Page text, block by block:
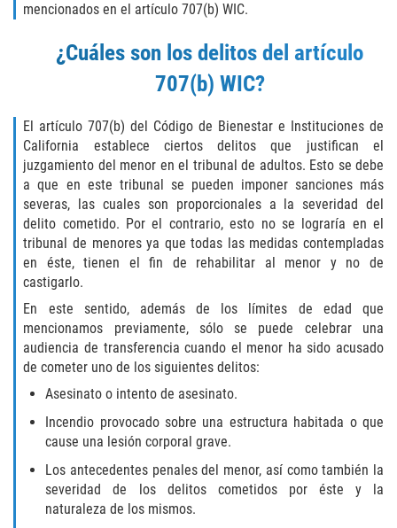
Hurto Mayor de Auto
Hurto en Tiendas
Recepción de Propiedad Robada
Robo
Robo PC 459
Delincuencia Juvenil
Audiencias de Detención
Audiencias de Transferencia
mencionados en el artículo 707(b) WIC.
¿Cuáles son los delitos del artículo
707(b) WIC?
El artículo 707(b) del Código de Bienestar e Instituciones de
California establece ciertos delitos que justifican el
juzgamiento del menor en el tribunal de adultos. Esto se debe
a que en este tribunal se pueden imponer sanciones más
severas, las cuales son proporcionales a la severidad del
delito cometido. Por el contrario, esto no se lograría en el
tribunal de menores ya que todas las medidas contempladas
en éste, tienen el fin de rehabilitar al menor y no de
castigarlo.
En este sentido, además de los límites de edad que
mencionamos previamente, sólo se puede celebrar una
audiencia de transferencia cuando el menor ha sido acusado
de cometer uno de los siguientes delitos:
Asesinato o intento de asesinato.
Incendio provocado sobre una estructura habitada o que
cause una lesión corporal grave.
Los antecedentes penales del menor, así como también la
severidad de los delitos cometidos por éste y la
naturaleza de los mismos.